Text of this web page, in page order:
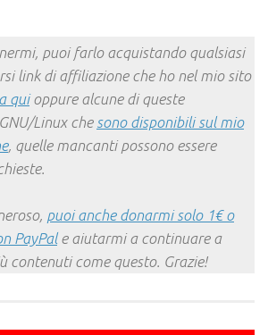
puoi farlo acquistando qualsiasi
link di affiliazione che ho nel mio sito
quioppure alcune di queste
Linux che sono disponibili sul mio
, quelle mancanti possono essere
puoi anche donarmi solo 1€ o
PayPale aiutarmi a continuare a
contenuti come questo. Grazie!